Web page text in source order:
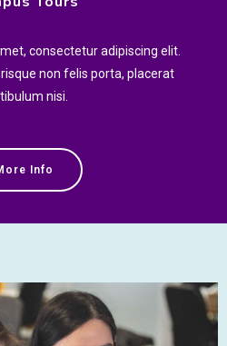
consectetur adipiscing elit.
non felis porta, placerat
nisi.
Info